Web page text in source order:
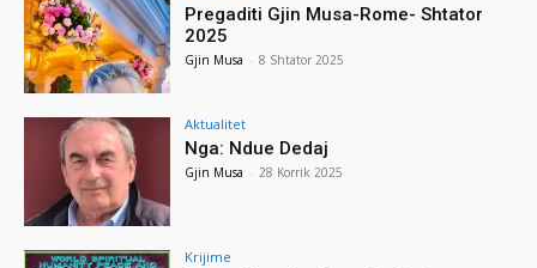
Pregaditi Gjin Musa-Rome- Shtator
2025
Gjin Musa - 8 Shtator 2025
Aktualitet
Nga: Ndue Dedaj
Gjin Musa - 28 Korrik 2025
Krijime